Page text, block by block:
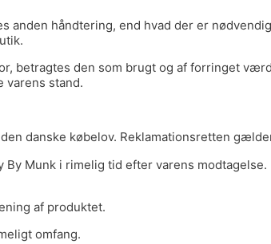
håndtering, end hvad der er
betragtes den som brugt og af forringet
varens stand.
danske købelov. Reklamationsretten
By Munk i rimelig tid efter varens
af produktet.
omfang.